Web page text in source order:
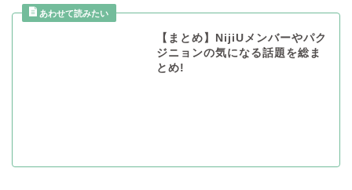
【まとめ】NijiUメンバーやパク
ジニョンの気になる話題を総ま
とめ!